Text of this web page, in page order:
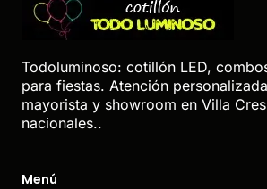
Todoluminoso: cotillón LED,
para fiestas. Atención
mayorista y showroom en Villa
nacionales..
Menú